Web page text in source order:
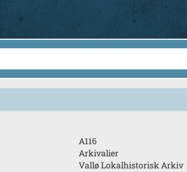
A116
Arkivalier
Vallø Lokalhistorisk Arkiv